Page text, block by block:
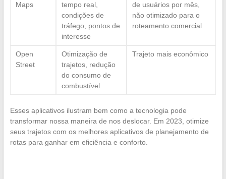
Maps
tempo real,
condições de
tráfego, pontos de
interesse
de usuários por mês,
não otimizado para o
roteamento comercial
Open
Street
Otimização de
trajetos, redução
do consumo de
combustível
Trajeto mais econômico
Esses aplicativos ilustram bem como a tecnologia pode
transformar nossa maneira de nos deslocar. Em 2023, otimize
seus trajetos com os melhores aplicativos de planejamento de
rotas para ganhar em eficiência e conforto.